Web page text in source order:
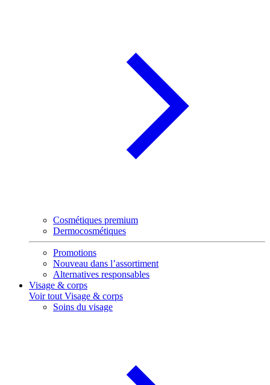
Cosmétiques premium
Dermocosmétiques
Promotions
Nouveau dans l’assortiment
Alternatives responsables
Visage & corps
Voir tout Visage & corps
Soins du visage